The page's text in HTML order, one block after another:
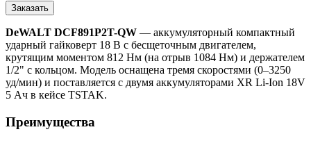
Заказать
DeWALT DCF891P2T-QW — аккумуляторный компактный
ударный гайковерт 18 В с бесщеточным двигателем,
крутящим моментом 812 Нм (на отрыв 1084 Нм) и держателем
1/2" с кольцом. Модель оснащена тремя скоростями (0–3250
уд/мин) и поставляется с двумя аккумуляторами XR Li-Ion 18V
5 Ач в кейсе TSTAK.
Преимущества